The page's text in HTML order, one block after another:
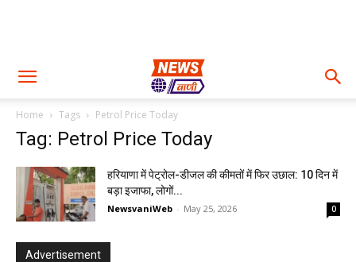
Home Tags Petrol Price Today
Tag: Petrol Price Today
हरियाणा में पेट्रोल-डीजल की कीमतों में फिर उछाल: 10 दिन में
बड़ा इजाफा, लोगों...
NewsvaniWeb - May 25, 2026 0
Advertisement